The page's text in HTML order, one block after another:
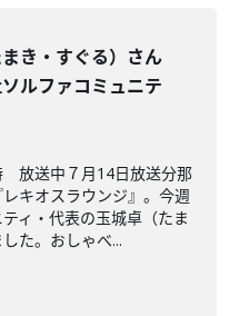
き・すぐる）さん
ソルファコミュニテ
放送中７月14日放送分那
キオスラウンジ』。今週
ィ・代表の玉城卓（たま
た。おしゃべ...